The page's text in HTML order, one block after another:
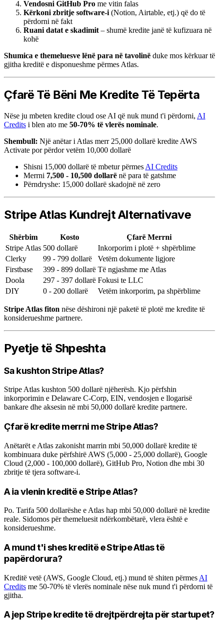
Vendosni GitHub Pro me vitin falas
Kërkoni zbritje software-i (Notion, Airtable, etj.) që do të
përdorni në fakt
Ruani datat e skadimit – shumë kredite janë të kufizuara në
kohë
Shumica e themeluesve lënë para në tavolinë duke mos kërkuar të
gjitha kreditë e disponueshme përmes Atlas.
Çfarë Të Bëni Me Kredite Të Tepërta
Nëse ju mbeten kredite cloud ose AI që nuk mund t'i përdorni, AI
Credits i blen ato me 50-70% të vlerës nominale.
Shembull: Një anëtar i Atlas merr 25,000 dollarë kredite AWS
Activate por përdor vetëm 10,000 dollarë
Shisni 15,000 dollarë të mbetur përmes AI Credits
Merrni 7,500 - 10,500 dollarë në para të gatshme
Përndryshe: 15,000 dollarë skadojnë në zero
Stripe Atlas Kundrejt Alternativave
Shërbim Kosto
Çfarë Merrni
Stripe Atlas 500 dollarë
Inkorporim i plotë + shpërblime
Clerky
99 - 799 dollarë
Vetëm dokumente ligjore
Firstbase
399 - 899 dollarë Të ngjashme me Atlas
Doola
297 - 397 dollarë Fokusi te LLC
DIY
0 - 200 dollarë Vetëm inkorporim, pa shpërblime
Stripe Atlas fiton nëse dëshironi një paketë të plotë me kredite të
konsiderueshme partnere.
Pyetje të Shpeshta
Sa kushton Stripe Atlas?
Stripe Atlas kushton 500 dollarë njëherësh. Kjo përfshin
inkorporimin e Delaware C-Corp, EIN, vendosjen e llogarisë
bankare dhe aksesin në mbi 50,000 dollarë kredite partnere.
Çfarë kredite merrni me Stripe Atlas?
Anëtarët e Atlas zakonisht marrin mbi 50,000 dollarë kredite të
kombinuara duke përfshirë AWS (5,000 - 25,000 dollarë), Google
Cloud (2,000 - 100,000 dollarë), GitHub Pro, Notion dhe mbi 30
zbritje të tjera software-i.
A ia vlenin kreditë e Stripe Atlas?
Po. Tarifa 500 dollarëshe e Atlas hap mbi 50,000 dollarë në kredite
reale. Sidomos për themeluesit ndërkombëtarë, vlera është e
konsiderueshme.
A mund t'i shes kreditë e Stripe Atlas të
papërdorura?
Kreditë vetë (AWS, Google Cloud, etj.) mund të shiten përmes AI
Credits me 50-70% të vlerës nominale nëse nuk mund t'i përdorni të
gjitha.
A jep Stripe kredite të drejtpërdrejta për startupet?